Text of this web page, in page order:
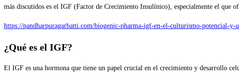
más discutidos es el IGF (Factor de Crecimiento Insulínico), especialmente el que
https://pandharpuragarbatti.com/biogenic-pharma-igf-en-el-culturismo-potencial-y-
¿Qué es el IGF?
El IGF es una hormona que tiene un papel crucial en el crecimiento y desarrollo